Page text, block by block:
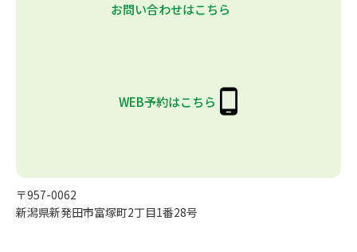
お問い合わせはこちら
WEB予約はこちら
〒957-0062
新潟県新発田市富塚町2丁目1番28号